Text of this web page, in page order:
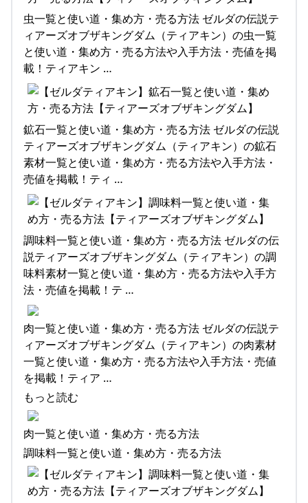
虫一覧と使い道・集め方・売る方法 ゼルダの伝説テ
ィアーズオブザキングダム（ティアキン）の虫一覧
と使い道・集め方・売る方法や入手方法・売値を掲
載！ティアキン …
鉱石一覧と使い道・集め方・売る方法 ゼルダの伝説
ティアーズオブザキングダム（ティアキン）の鉱石
素材一覧と使い道・集め方・売る方法や入手方法・
売値を掲載！ティ …
調味料一覧と使い道・集め方・売る方法 ゼルダの伝
説ティアーズオブザキングダム（ティアキン）の調
味料素材一覧と使い道・集め方・売る方法や入手方
法・売値を掲載！テ …
肉一覧と使い道・集め方・売る方法 ゼルダの伝説テ
ィアーズオブザキングダム（ティアキン）の肉素材
一覧と使い道・集め方・売る方法や入手方法・売値
を掲載！ティア …
もっと読む
肉一覧と使い道・集め方・売る方法
調味料一覧と使い道・集め方・売る方法